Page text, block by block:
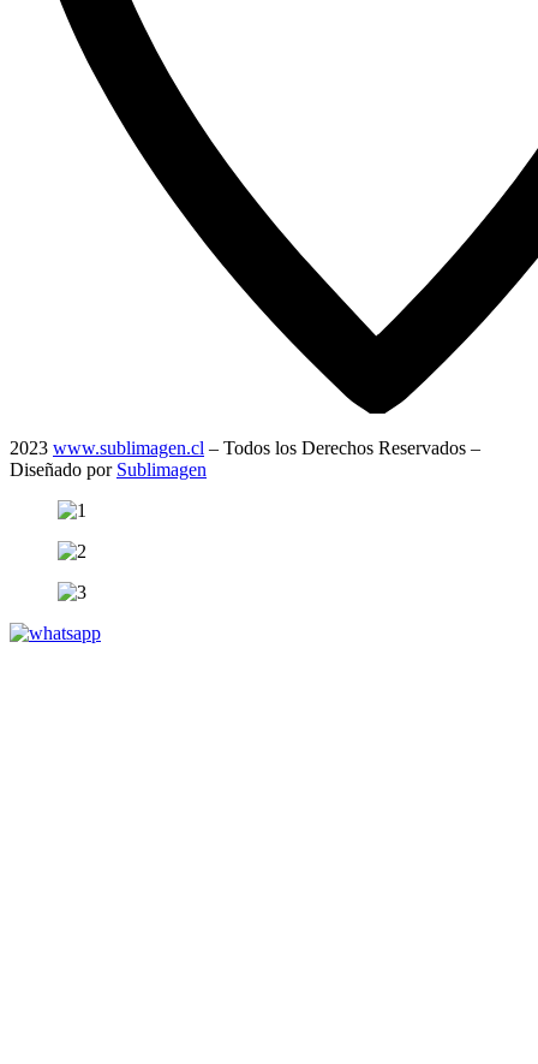
2023 www.sublimagen.cl – Todos los Derechos Reservados –
Diseñado por Sublimagen